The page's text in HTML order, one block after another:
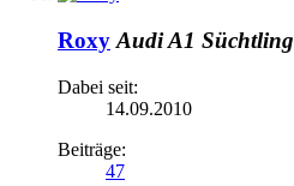
Roxy Audi A1 Süchtling
Dabei seit:
14.09.2010
Beiträge:
47